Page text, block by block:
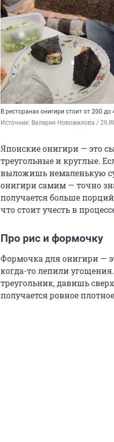
В ресторанах онигири стоит от 200
Источник: Валерия Новожилова /
Японские онигири — это
треугольные и круглые.
выложишь немаленькую
онигири самим — точно
получается больше
что стоит учесть в
Про рис и формочку
Формочка для онигири —
когда-то лепили
треугольник, давишь
получается ровное